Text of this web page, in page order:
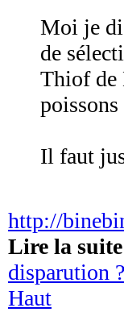
Moi je
de
Thiof de
poissons
Il faut
http://
Lire la
disparution ?
Haut